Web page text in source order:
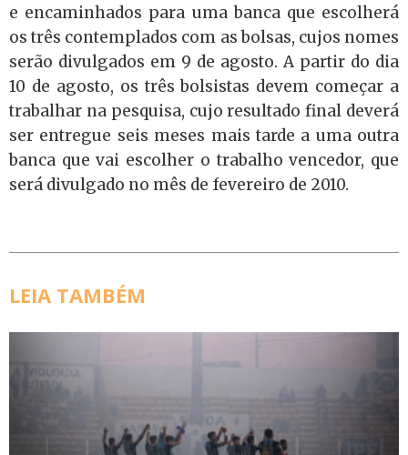
e encaminhados para uma banca que escolherá
os três contemplados com as bolsas, cujos nomes
serão divulgados em 9 de agosto. A partir do dia
10 de agosto, os três bolsistas devem começar a
trabalhar na pesquisa, cujo resultado final deverá
ser entregue seis meses mais tarde a uma outra
banca que vai escolher o trabalho vencedor, que
será divulgado no mês de fevereiro de 2010.
LEIA TAMBÉM